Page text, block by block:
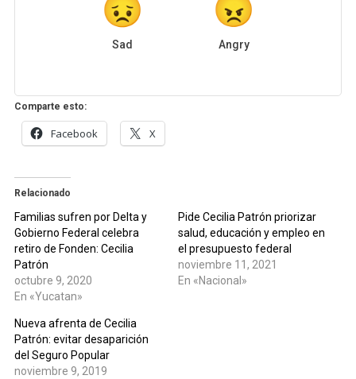
Sad Angry
Comparte esto:
Facebook X
Relacionado
Familias sufren por Delta y
Gobierno Federal celebra
retiro de Fonden: Cecilia
Patrón
octubre 9, 2020
En «Yucatan»
Pide Cecilia Patrón priorizar
salud, educación y empleo en
el presupuesto federal
noviembre 11, 2021
En «Nacional»
Nueva afrenta de Cecilia
Patrón: evitar desaparición
del Seguro Popular
noviembre 9, 2019